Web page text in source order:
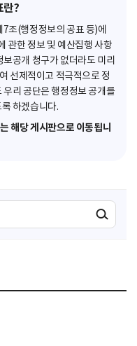
란?
7조(행정정보의 공표 등)에
관한 정보 및 예산집행 사항
공개 청구가 없더라도 미리
선제적이고 적극적으로 정
리 공단은 행정정보 공개를
하겠습니다.
해당 게시판으로 이동됩니
검색실행